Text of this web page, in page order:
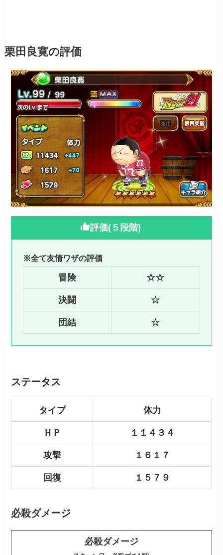
栗田良寛の評価
評価(５段階)
※全て友情ワザの評価
冒険 ☆☆
決闘 ☆
団結 ☆
ステータス
タイプ 体力
ＨＰ １１４３４
攻撃 １６１７
回復 １５７９
必殺ダメージ
必殺ダメージ